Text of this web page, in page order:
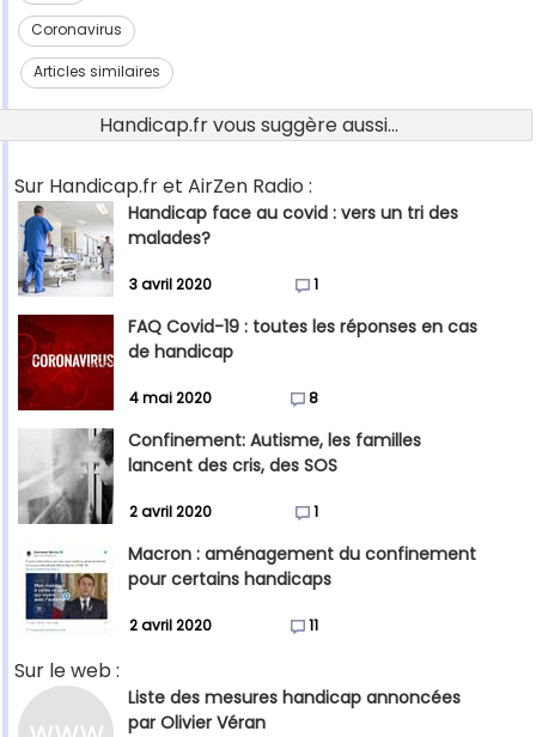
Coronavirus
Articles similaires
Handicap.fr vous suggère aussi...
Sur Handicap.fr et AirZen Radio :
Handicap face au covid : vers un tri des
malades?
3 avril 2020 1
FAQ Covid-19 : toutes les réponses en cas
de handicap
4 mai 2020 8
Confinement: Autisme, les familles
lancent des cris, des SOS
2 avril 2020 1
Macron : aménagement du confinement
pour certains handicaps
2 avril 2020 11
Sur le web :
Liste des mesures handicap annoncées
par Olivier Véran